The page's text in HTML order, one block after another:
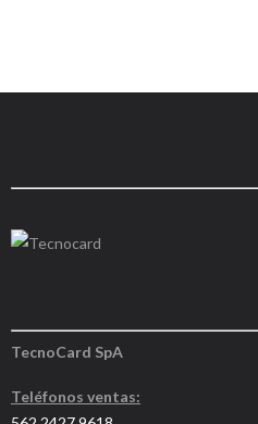
TecnoCard SpA
Teléfonos ventas: